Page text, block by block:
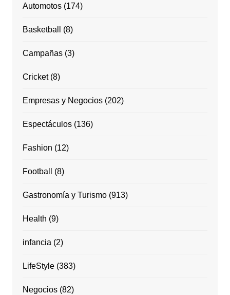
Automotos(174)
Basketball (8)
Campañas(3)
Cricket(8)
Empresas y Negocios(202)
Espectáculos(136)
Fashion (12)
Football (8)
Gastronomía y Turismo(913)
Health (9)
infancia (2)
LifeStyle(383)
Negocios(82)